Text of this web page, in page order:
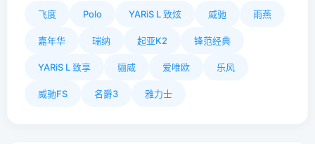
飞度 Polo YARiS L 致炫 威驰 雨燕
嘉年华 瑞纳 起亚K2 锋范经典
YARiS L 致享 骊威 爱唯欧 乐风
威驰FS 名爵3 雅力士